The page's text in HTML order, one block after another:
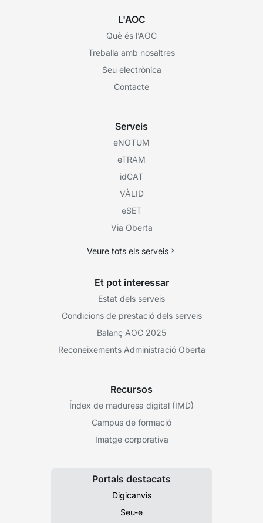
L'AOC
Què és l’AOC
Treballa amb nosaltres
Seu electrònica
Contacte
Serveis
eNOTUM
eTRAM
idCAT
VÀLID
eSET
Via Oberta
Veure tots els serveis
Et pot interessar
Estat dels serveis
Condicions de prestació dels serveis
Balanç AOC 2025
Reconeixements Administració Oberta
Recursos
Índex de maduresa digital (IMD)
Campus de formació
Imatge corporativa
Portals destacats
Digicanvis
Seu-e